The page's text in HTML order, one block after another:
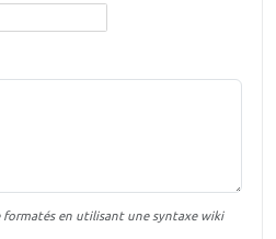
formatés en utilisant une syntaxe wiki